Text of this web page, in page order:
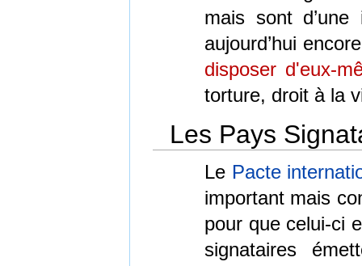
mais sont
aujourd’hui
disposer d'eux-
torture, droit à la
Les Pays
Le Pacte
important mais
pour que celui-ci
signataires